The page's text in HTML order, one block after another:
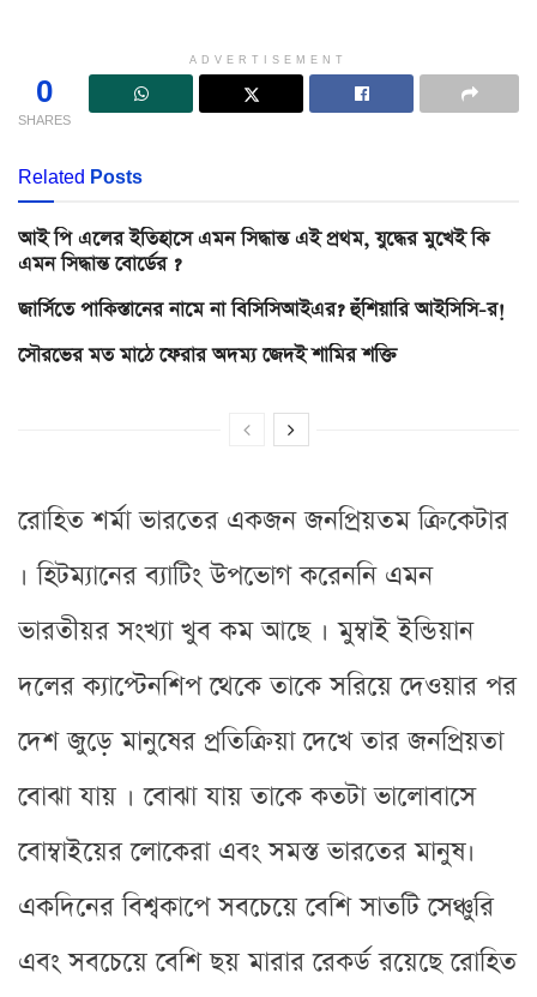
ADVERTISEMENT
0
SHARES
Related Posts
আই পি এলের ইতিহাসে এমন সিদ্ধান্ত এই প্রথম, যুদ্ধের মুখেই কি
এমন সিদ্ধান্ত বোর্ডের ?
জার্সিতে পাকিস্তানের নামে না বিসিসিআইএর? হুঁশিয়ারি আইসিসি-র!
সৌরভের মত মাঠে ফেরার অদম্য জেদই শামির শক্তি
রোহিত শর্মা ভারতের একজন জনপ্রিয়তম ক্রিকেটার
। হিটম্যানের ব্যাটিং উপভোগ করেননি এমন
ভারতীয়র সংখ্যা খুব কম আছে । মুম্বাই ইন্ডিয়ান
দলের ক্যাপ্টেনশিপ থেকে তাকে সরিয়ে দেওয়ার পর
দেশ জুড়ে মানুষের প্রতিক্রিয়া দেখে তার জনপ্রিয়তা
বোঝা যায় । বোঝা যায় তাকে কতটা ভালোবাসে
বোম্বাইয়ের লোকেরা এবং সমস্ত ভারতের মানুষ।
একদিনের বিশ্বকাপে সবচেয়ে বেশি সাতটি সেঞ্চুরি
এবং সবচেয়ে বেশি ছয় মারার রেকর্ড রয়েছে রোহিত